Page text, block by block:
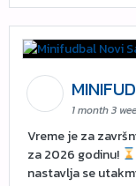
1 month 3
Vreme je za
za 2026 godinu!
nastavlja se